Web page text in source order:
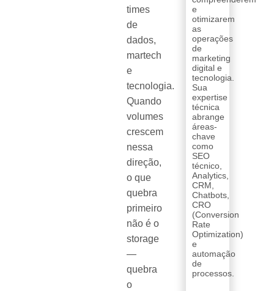
times
de
dados,
martech
e
tecnologia.
Quando
volumes
crescem
nessa
direção,
o que
quebra
primeiro
não é o
storage
—
quebra
o
e
otimizarem
as
operações
de
marketing
digital e
tecnologia.
Sua
expertise
técnica
abrange
áreas-
chave
como
SEO
técnico,
Analytics,
CRM,
Chatbots,
CRO
(Conversion
Rate
Optimization)
e
automação
de
processos.